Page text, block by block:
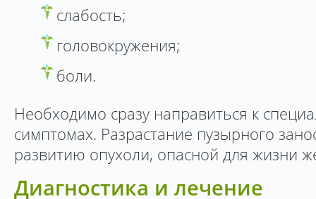
слабость;
головокружения;
боли.
Необходимо сразу направиться к
симптомах. Разрастание пузырного
развитию опухоли, опасной для жизни
Диагностика и лечение